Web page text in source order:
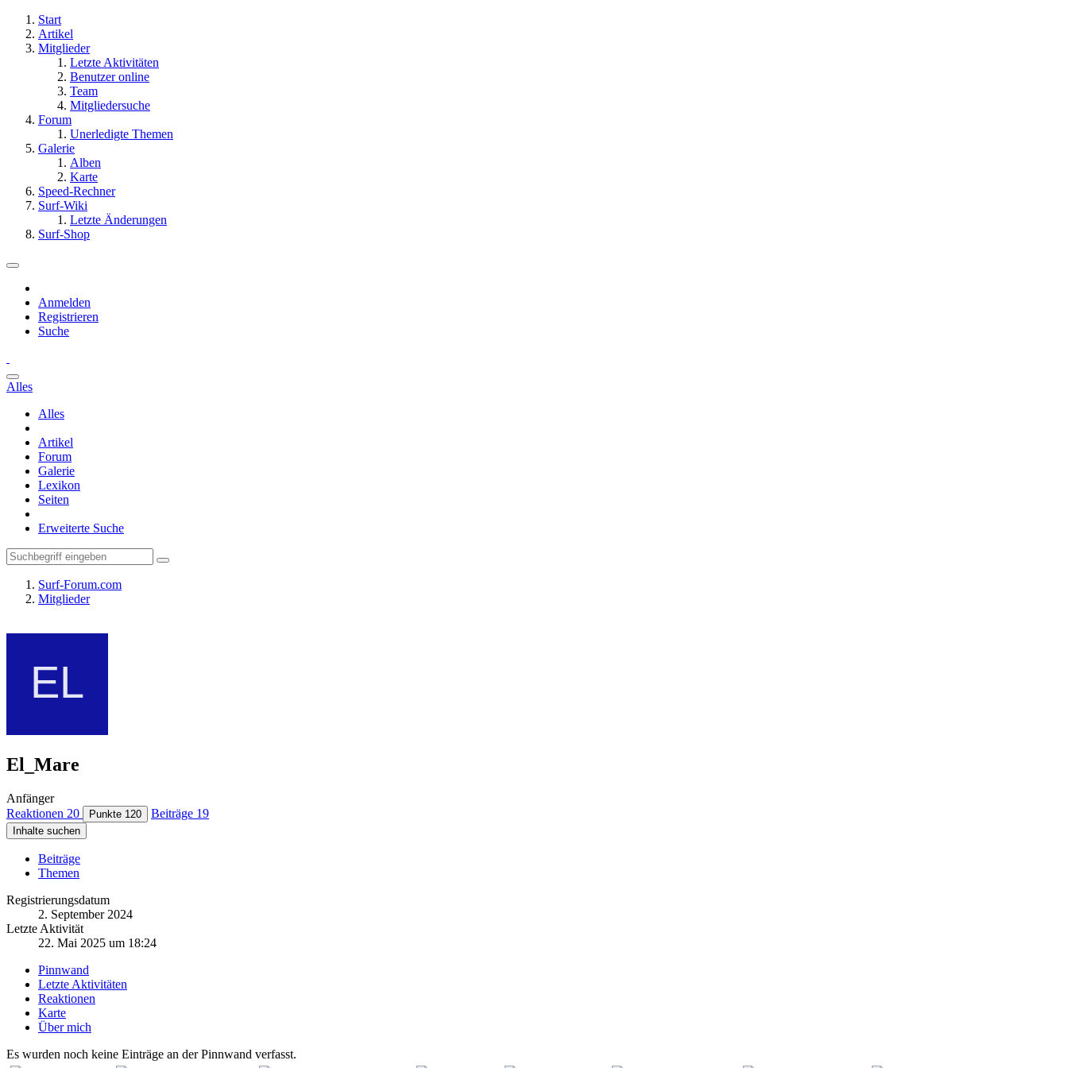
Start
Artikel
Mitglieder
Letzte Aktivitäten
Benutzer online
Team
Mitgliedersuche
Forum
Unerledigte Themen
Galerie
Alben
Karte
Speed-Rechner
Surf-Wiki
Letzte Änderungen
Surf-Shop
Anmelden
Registrieren
Suche
Alles
Alles
Artikel
Forum
Galerie
Lexikon
Seiten
Erweiterte Suche
Surf-Forum.com
Mitglieder
El_Mare
Anfänger
Reaktionen 20 Punkte 120 Beiträge 19
Inhalte suchen
Beiträge
Themen
Registrierungsdatum
2. September 2024
Letzte Aktivität
22. Mai 2025 um 18:24
Pinnwand
Letzte Aktivitäten
Reaktionen
Karte
Über mich
Es wurden noch keine Einträge an der Pinnwand verfasst.